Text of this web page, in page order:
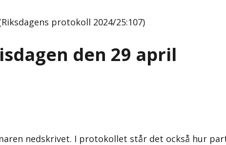
protokoll 2024/25:107)
den 29 april
nedskrivet. I protokollet står det också hur